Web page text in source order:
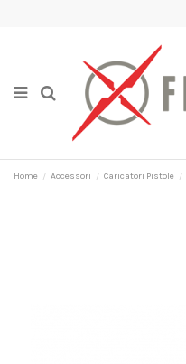
Home Accessori Caricatori Pistole